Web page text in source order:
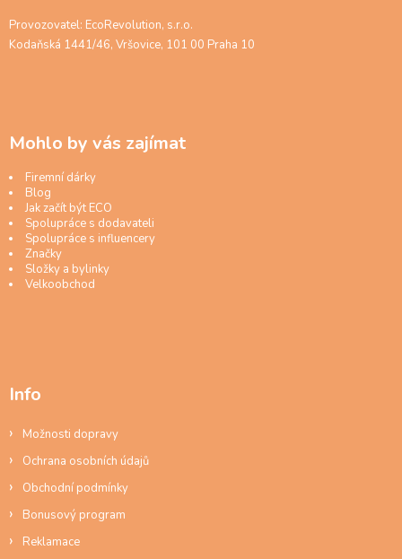
Provozovatel: EcoRevolution, s.r.o.
Kodaňská 1441/46, Vršovice, 101 00 Praha 10
Mohlo by vás zajímat
Firemní dárky
Blog
Jak začít být ECO
Spolupráce s dodavateli
Spolupráce s influencery
Značky
Složky a bylinky
Velkoobchod
Info
Možnosti dopravy
Ochrana osobních údajů
Obchodní podmínky
Bonusový program
Reklamace